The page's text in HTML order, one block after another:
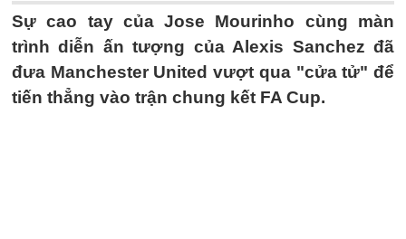
Sự cao tay của Jose Mourinho cùng màn
trình diễn ấn tượng của Alexis Sanchez đã
đưa Manchester United vượt qua "cửa tử" để
tiến thẳng vào trận chung kết FA Cup.